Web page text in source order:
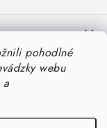
pohodlné
webu
a